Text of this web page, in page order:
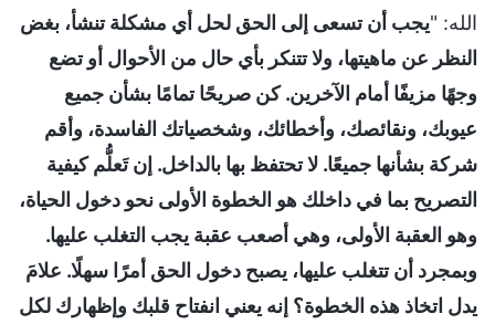
الله: "يجب أن تسعى إلى الحق لحل أي مشكلة تنشأ، بغض
النظر عن ماهيتها، ولا تتنكر بأي حال من الأحوال أو تضع
وجهًا مزيفًا أمام الآخرين. كن صريحًا تمامًا بشأن جميع
عيوبك، ونقائصك، وأخطائك، وشخصياتك الفاسدة، وأقم
شركة بشأنها جميعًا. لا تحتفظ بها بالداخل. إن تَعلُّم كيفية
التصريح بما في داخلك هو الخطوة الأولى نحو دخول الحياة،
وهو العقبة الأولى، وهي أصعب عقبة يجب التغلب عليها.
وبمجرد أن تتغلب عليها، يصبح دخول الحق أمرًا سهلًا. علامَ
يدل اتخاذ هذه الخطوة؟ إنه يعني انفتاح قلبك وإظهارك لكل